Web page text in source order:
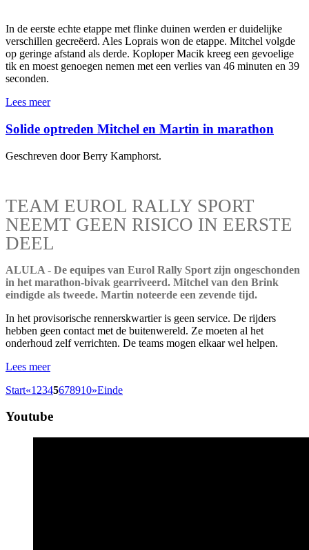
In de eerste echte etappe met flinke duinen werden er duidelijke
verschillen gecreëerd. Ales Loprais won de etappe. Mitchel volgde
op geringe afstand als derde. Koploper Macik kreeg een gevoelige
tik en moest genoegen nemen met een verlies van 46 minuten en 39
seconden.
Lees meer
Solide optreden Mitchel en Martin in marathon
Geschreven door Berry Kamphorst.
TEAM EUROL RALLY SPORT
NEEMT GEEN RISICO IN EERSTE
DEEL
ALULA - De equipes van Eurol Rally Sport zijn ongeschonden
in het marathon-bivak gearriveerd. Mitchel van den Brink
eindigde als tweede. Martin noteerde een zevende tijd.
In het provisorische rennerskwartier is geen service. De rijders
hebben geen contact met de buitenwereld. Ze moeten al het
onderhoud zelf verrichten. De teams mogen elkaar wel helpen.
Lees meer
Start«1 2345678910»Einde
Youtube